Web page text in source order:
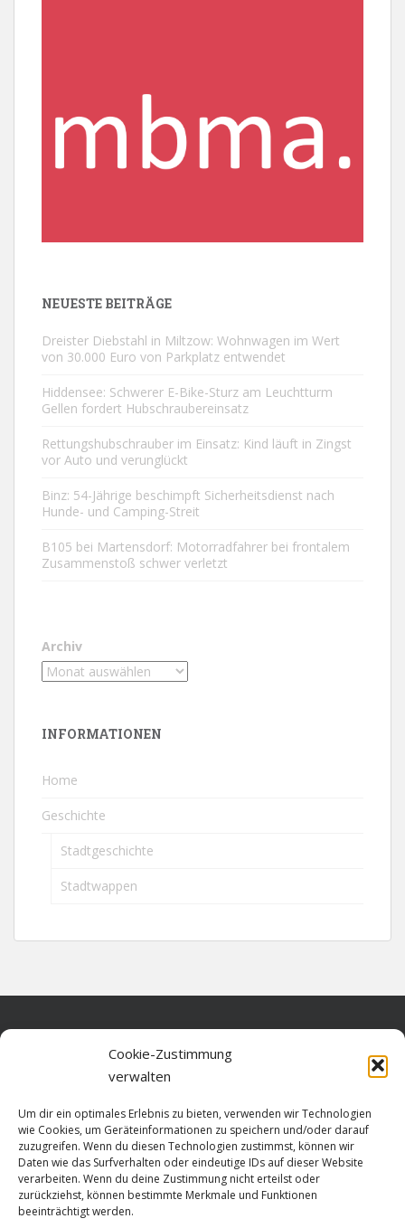
Cookie-Zustimmung
verwalten
Um dir ein optimales Erlebnis zu bieten, verwenden wir Technologien
wie Cookies, um Geräteinformationen zu speichern und/oder darauf
zuzugreifen. Wenn du diesen Technologien zustimmst, können wir
Daten wie das Surfverhalten oder eindeutige IDs auf dieser Website
verarbeiten. Wenn du deine Zustimmung nicht erteilst oder
zurückziehst, können bestimmte Merkmale und Funktionen
beeinträchtigt werden.
NEUESTE BEITRÄGE
Dreister Diebstahl in Miltzow: Wohnwagen im Wert
von 30.000 Euro von Parkplatz entwendet
Hiddensee: Schwerer E-Bike-Sturz am Leuchtturm
Gellen fordert Hubschraubereinsatz
Rettungshubschrauber im Einsatz: Kind läuft in Zingst
vor Auto und verunglückt
Binz: 54-Jährige beschimpft Sicherheitsdienst nach
Hunde- und Camping-Streit
B105 bei Martensdorf: Motorradfahrer bei frontalem
Zusammenstoß schwer verletzt
Archiv
INFORMATIONEN
Home
Geschichte
Stadtgeschichte
Stadtwappen
Datenschutz
Cookie-Richtlinie (EU)
Impressum